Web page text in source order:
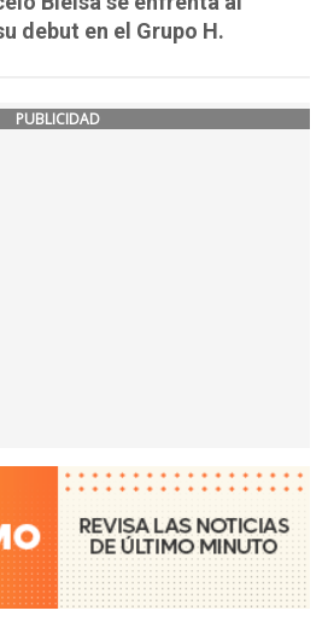
debut en el Grupo H.
PUBLICIDAD